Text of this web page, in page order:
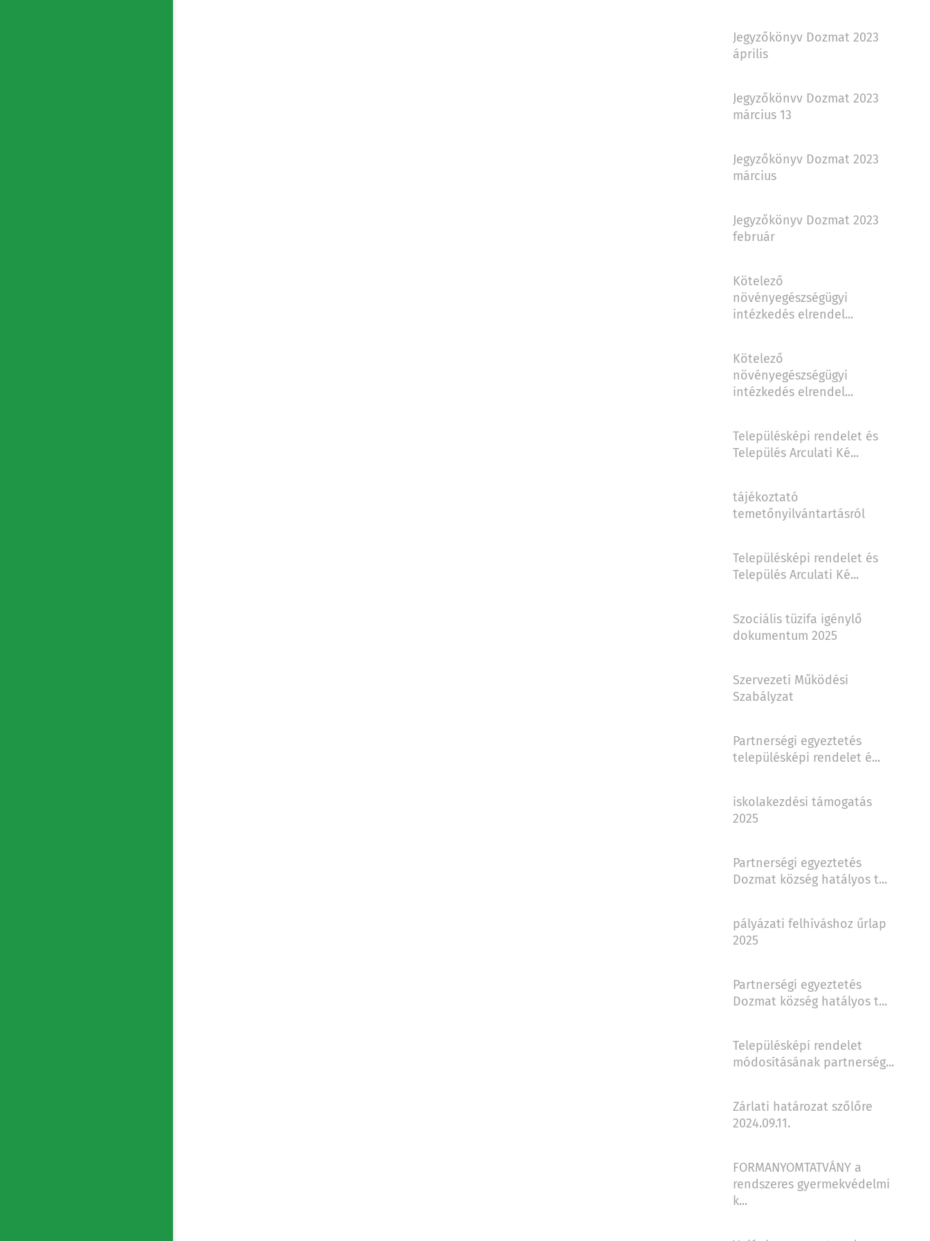
Jegyzőkönyv Dozmat 2023
április
Jegyzőkönvv Dozmat 2023
március 13
Jegyzőkönyv Dozmat 2023
március
Jegyzőkönyv Dozmat 2023
február
Kötelező
növényegészségügyi
intézkedés elrendel...
Kötelező
növényegészségügyi
intézkedés elrendel...
Településképi rendelet és
Település Arculati Ké...
tájékoztató
temetőnyilvántartásról
Településképi rendelet és
Település Arculati Ké...
Szociális tüzifa igénylő
dokumentum 2025
Szervezeti Működési
Szabályzat
Partnerségi egyeztetés
településképi rendelet é...
iskolakezdési támogatás
2025
Partnerségi egyeztetés
Dozmat község hatályos t...
pályázati felhíváshoz űrlap
2025
Partnerségi egyeztetés
Dozmat község hatályos t...
Településképi rendelet
módosításának partnerség...
Zárlati határozat szőlőre
2024.09.11.
FORMANYOMTATVÁNY a
rendszeres gyermekvédelmi
k...